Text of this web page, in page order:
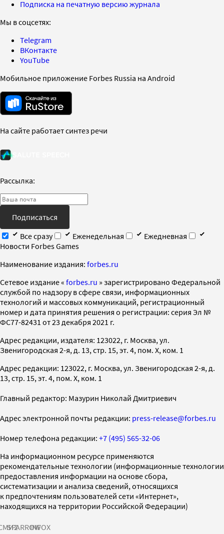
Подписка на печатную версию журнала
Мы в соцсетях:
Telegram
ВКонтакте
YouTube
Мобильное приложение Forbes Russia на Android
На сайте работает синтез речи
Рассылка:
Подписаться
Все сразу
Еженедельная
Ежедневная
Новости Forbes Games
Наименование издания: forbes.ru
Cетевое издание « forbes.ru » зарегистрировано Федеральной
службой по надзору в сфере связи, информационных
технологий и массовых коммуникаций, регистрационный
номер и дата принятия решения о регистрации: серия Эл №
ФС77-82431 от 23 декабря 2021 г.
Адрес редакции, издателя: 123022, г. Москва, ул.
Звенигородская 2-я, д. 13, стр. 15, эт. 4, пом. X, ком. 1
Адрес редакции: 123022, г. Москва, ул. Звенигородская 2-я, д.
13, стр. 15, эт. 4, пом. X, ком. 1
Главный редактор: Мазурин Николай Дмитриевич
Адрес электронной почты редакции: press-release@forbes.ru
Номер телефона редакции: +7 (495) 565-32-06
На информационном ресурсе применяются
рекомендательные технологии (информационные технологии
предоставления информации на основе сбора,
систематизации и анализа сведений, относящихся
к предпочтениям пользователей сети «Интернет»,
находящихся на территории Российской Федерации)
SPARROWINFOX